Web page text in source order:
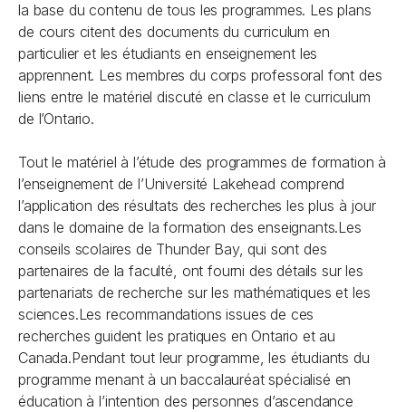
la base du contenu de tous les programmes. Les plans
de cours citent des documents du curriculum en
particulier et les étudiants en enseignement les
apprennent. Les membres du corps professoral font des
liens entre le matériel discuté en classe et le curriculum
de l’Ontario.
Tout le matériel à l’étude des programmes de formation à
l’enseignement de l’Université Lakehead comprend
l’application des résultats des recherches les plus à jour
dans le domaine de la formation des enseignants.Les
conseils scolaires de Thunder Bay, qui sont des
partenaires de la faculté, ont fourni des détails sur les
partenariats de recherche sur les mathématiques et les
sciences.Les recommandations issues de ces
recherches guident les pratiques en Ontario et au
Canada.Pendant tout leur programme, les étudiants du
programme menant à un baccalauréat spécialisé en
éducation à l’intention des personnes d’ascendance